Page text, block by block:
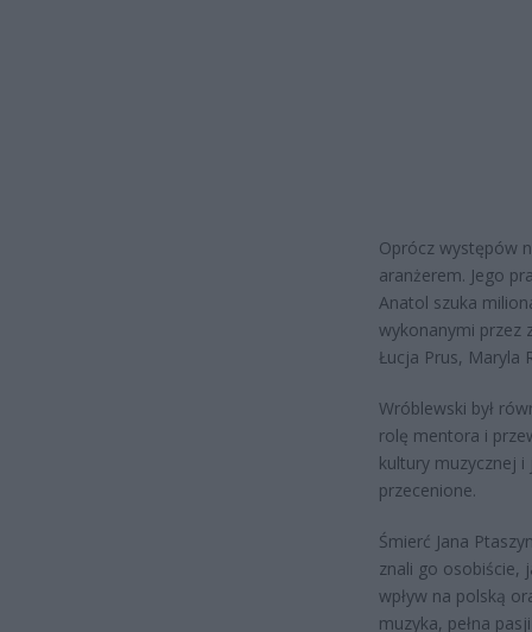
Oprócz występów
aranżerem. Jego
Anatol szuka
wykonanymi przez
Łucja Prus, Maryla
Wróblewski był
rolę mentora i
kultury muzycznej
przecenione.
Śmierć Jana
znali go osobiście,
wpływ na polską
muzyka, pełna